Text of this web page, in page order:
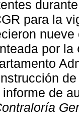
para la
por la
de